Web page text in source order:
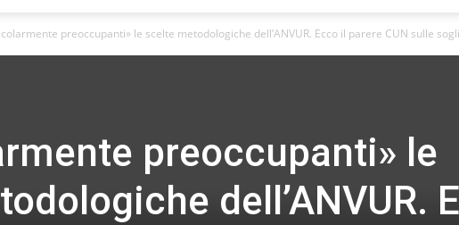
preoccupanti» le scelte metodologiche dell’ANVUR. Ecco il parere CUN sulle
preoccupanti» le
dell’ANVUR.